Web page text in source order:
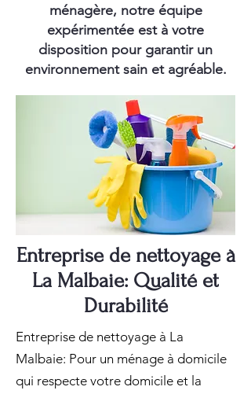
ménagère, notre équipe
expérimentée est à votre
disposition pour garantir un
environnement sain et agréable.
Entreprise de nettoyage à
La Malbaie: Qualité et
Durabilité
Entreprise de nettoyage à La
Malbaie: Pour un ménage à domicile
qui respecte votre domicile et la